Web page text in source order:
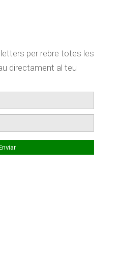
per rebre totes les
directament al teu